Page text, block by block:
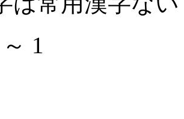
1